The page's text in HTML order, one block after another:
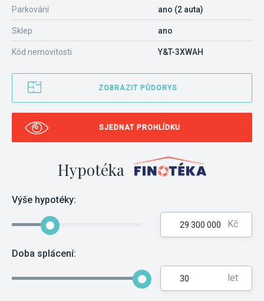
Parkování ano (2 auta)
Sklep ano
Kód nemovitosti Y&T-3XWAH
ZOBRAZIT PŮDORYS
SJEDNAT PROHLÍDKU
Hypotéka
Výše hypotéky:
Kč
Doba splácení:
let